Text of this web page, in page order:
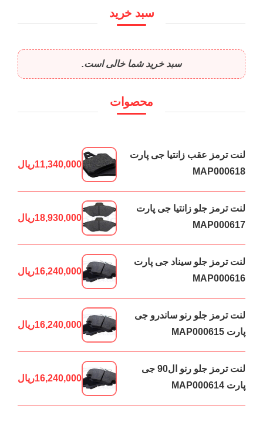
سبد خرید
سبد خرید شما خالی است.
محصوات
لنت ترمز عقب زانتیا جی پارت
MAP000618
11,340,000ریال
لنت ترمز جلو زانتیا جی پارت
MAP000617
18,930,000ریال
لنت ترمز جلو سیناد جی پارت
MAP000616
16,240,000ریال
لنت ترمز جلو رنو ساندرو جی
پارت MAP000615
16,240,000ریال
لنت ترمز جلو رنو ال90 جی
پارت MAP000614
16,240,000ریال